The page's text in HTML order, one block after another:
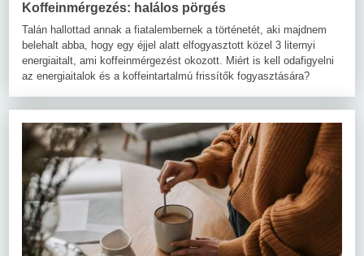
Koffeinmérgezés: halálos pörgés
Talán hallottad annak a fiatalembernek a történetét, aki majdnem
belehalt abba, hogy egy éjjel alatt elfogyasztott közel 3 liternyi
energiaitalt, ami koffeinmérgezést okozott. Miért is kell odafigyelni
az energiaitalok és a koffeintartalmú frissítők fogyasztására?